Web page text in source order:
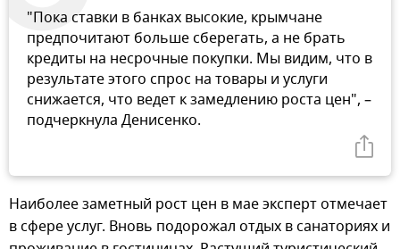
"Пока ставки в банках высокие, крымчане
предпочитают больше сберегать, а не брать
кредиты на несрочные покупки. Мы видим, что в
результате этого спрос на товары и услуги
снижается, что ведет к замедлению роста цен", –
подчеркнула Денисенко.
Наиболее заметный рост цен в мае эксперт отмечает
в сфере услуг. Вновь подорожал отдых в санаториях и